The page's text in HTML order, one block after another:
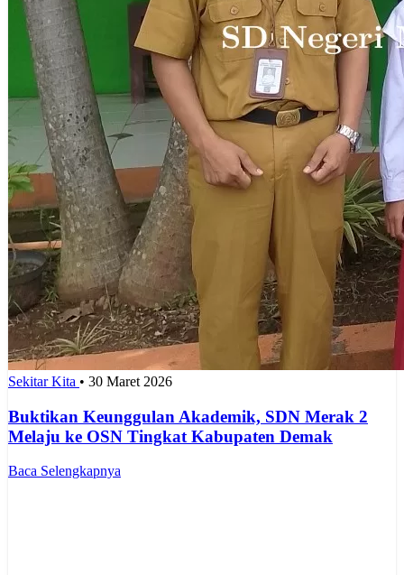
Sekitar Kita • 30 Maret 2026
Buktikan Keunggulan Akademik, SDN Merak 2
Melaju ke OSN Tingkat Kabupaten Demak
Baca Selengkapnya